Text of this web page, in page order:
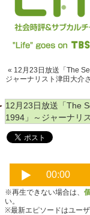
« 12月23日放送「The
ジャーナリスト津田大
12月23日放送「The
1994」～ジャーナリ
※再生できない場合は、
い。
※最新エピソードはユー